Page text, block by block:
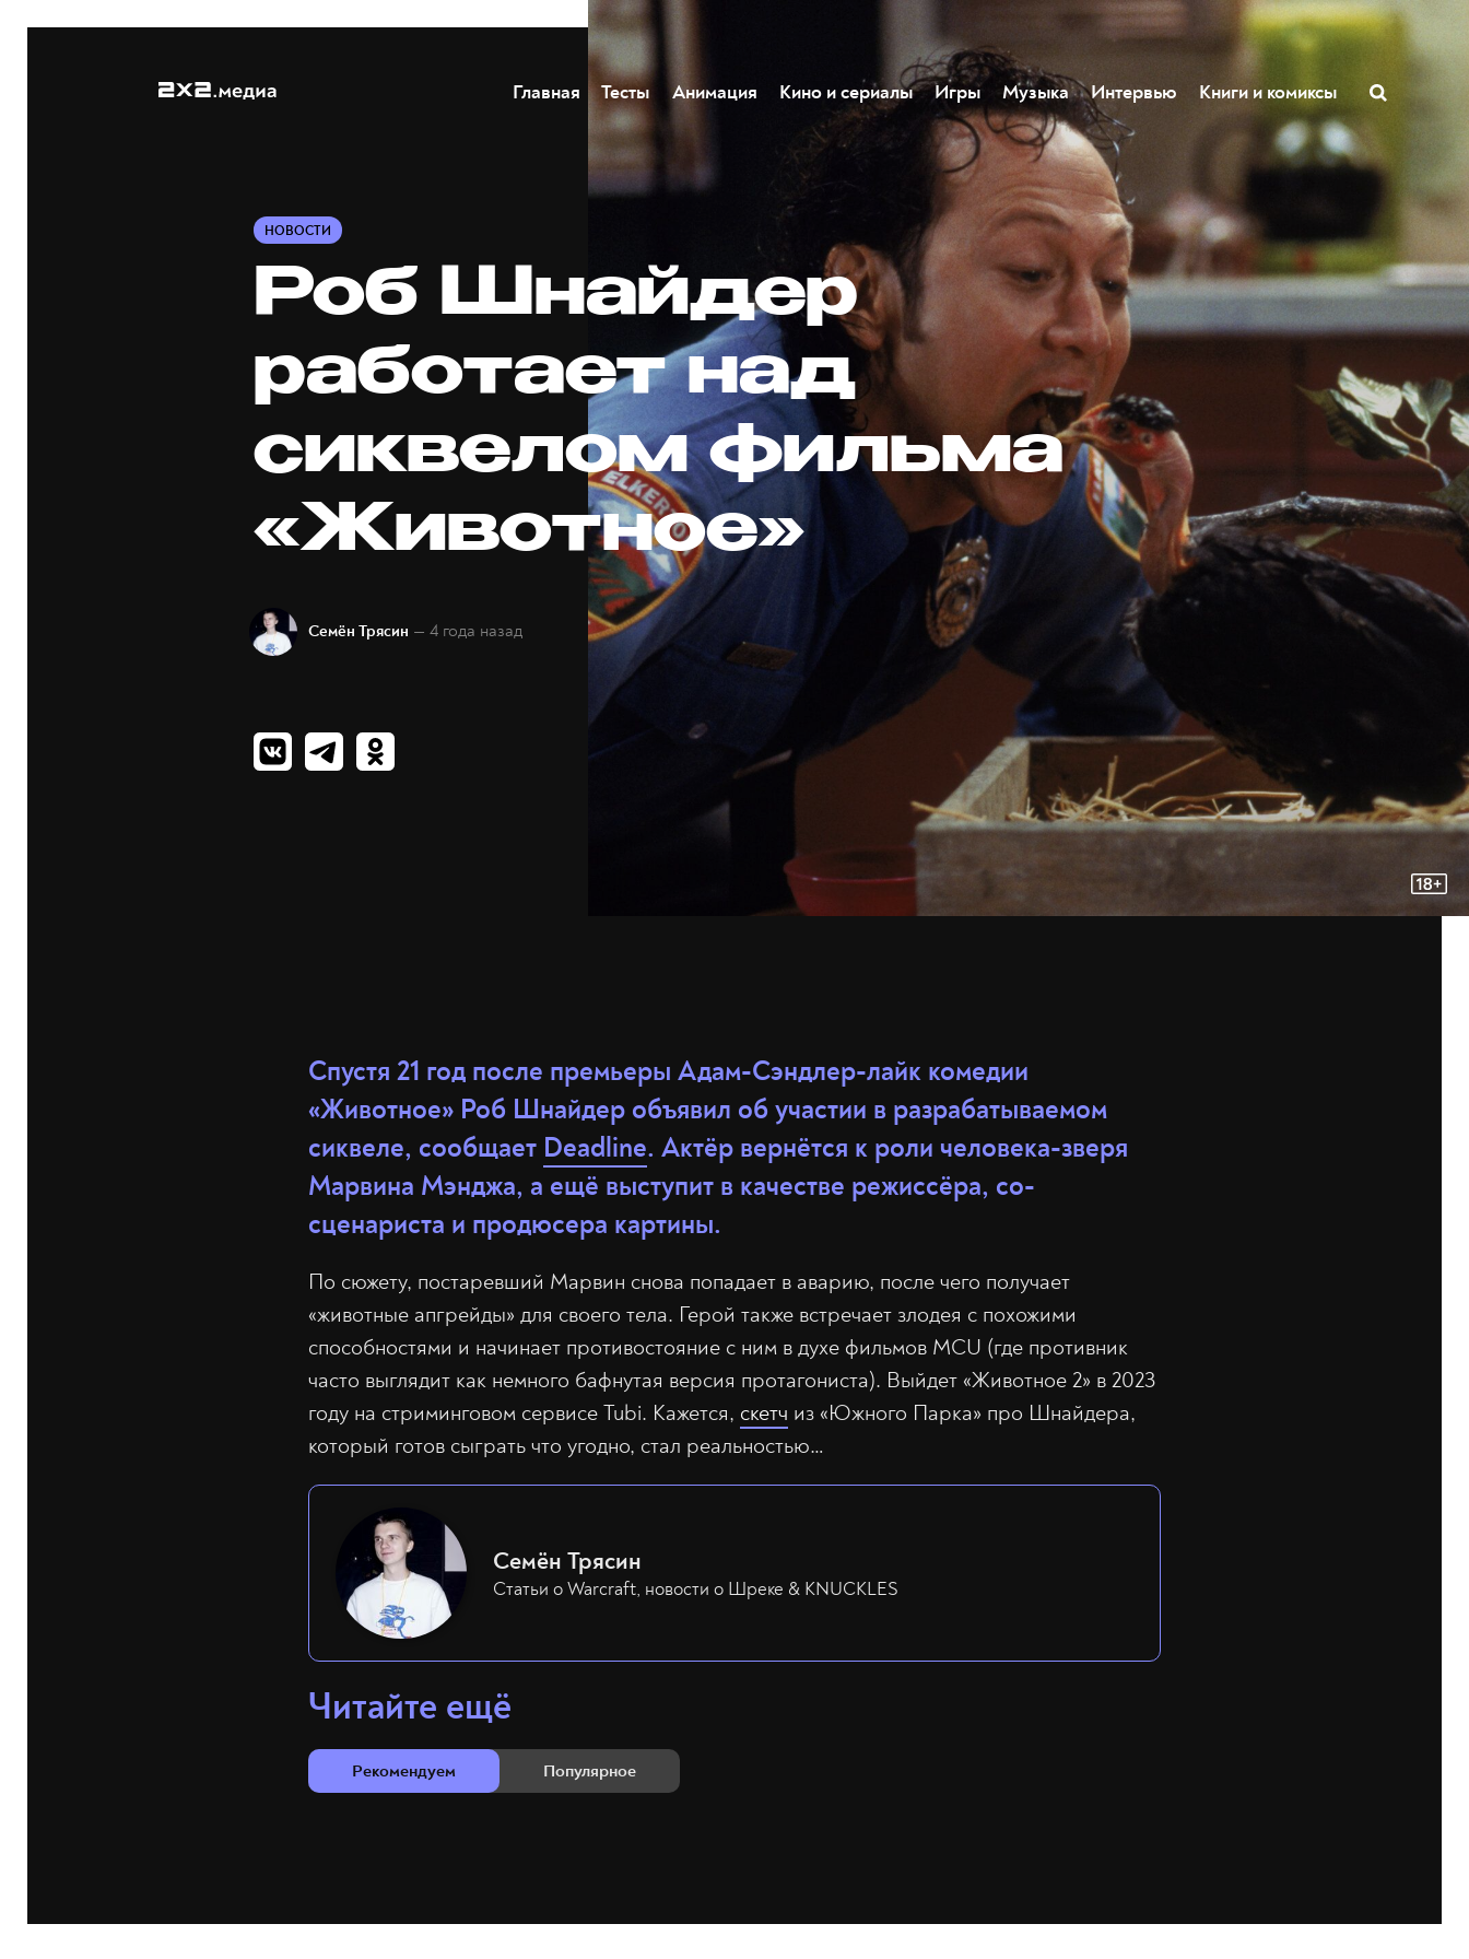
Главная Тесты Анимация Кино и сериалы Игры Музыка Интервью Книги и комиксы
НОВОСТИ
Роб Шнайдер
работает над
сиквелом фильма
«Животное»
Семён Трясин — 4 года назад
Спустя 21 год после премьеры Адам-Сэндлер-лайк комедии
«Животное» Роб Шнайдер объявил об участии в разрабатываемом
сиквеле, сообщает Deadline. Актёр вернётся к роли человека-зверя
Марвина Мэнджа, а ещё выступит в качестве режиссёра, со-
сценариста и продюсера картины.
По сюжету, постаревший Марвин снова попадает в аварию, после чего получает
«животные апгрейды» для своего тела. Герой также встречает злодея с похожими
способностями и начинает противостояние с ним в духе фильмов MCU (где противник
часто выглядит как немного бафнутая версия протагониста). Выйдет «Животное 2» в 2023
году на стриминговом сервисе Tubi. Кажется, скетч из «Южного Парка» про Шнайдера,
который готов сыграть что угодно, стал реальностью…
Семён Трясин
Статьи о Warcraft, новости о Шреке & KNUCKLES
Читайте ещё
Рекомендуем Популярное